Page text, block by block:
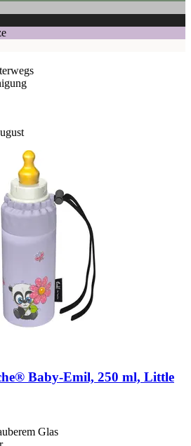
Baby-​Emil, 250 ml, Little
Glas